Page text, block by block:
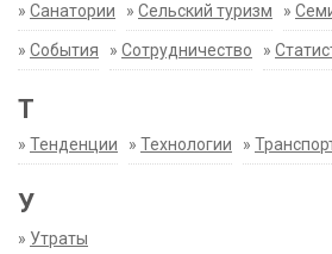
» Санатории » Сельский туризм »
» События » Сотрудничество »
Т
» Тенденции » Технологии »
У
» Утраты